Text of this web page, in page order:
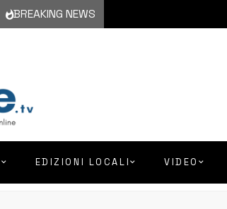
BREAKING NEWS
EDIZIONI LOCALI VIDEO